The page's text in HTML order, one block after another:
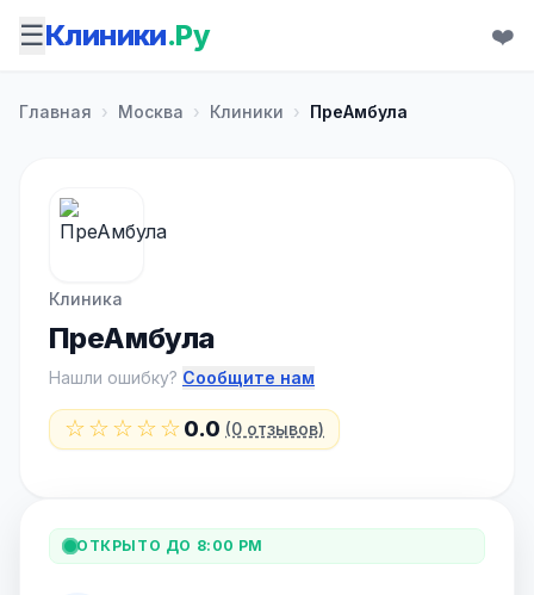
☰Клиники.Ру ❤️
Главная › Москва › Клиники › ПреАмбула
Клиника
ПреАмбула
Нашли ошибку? Сообщите нам
☆☆☆☆☆0.0 (0 отзывов)
ОТКРЫТО ДО 8:00 PM